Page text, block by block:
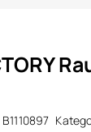
B1110897